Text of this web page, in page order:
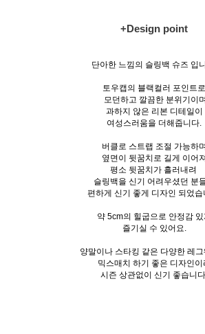
+Design point
단아한 느낌의 슬링백 슈즈 입
토우캡의 블랙컬러 포인트로
모던하고 깔끔한 분위기이며
과하지 않은 리본 디테일이
여성스러움을 더해줍니다.
버클로 스트랩 조절 가능하며
옆면이 뒷꿈치로 길게 이어져
평소 뒷꿈치가 흘러내려
슬링백을 신기 어려우셨던 분
편하게 신기 좋게 디자인 되었습
약 5cm의 힐굽으로 안정감 있
즐기실 수 있어요.
양말이나 스타킹 같은 다양한 레
믹스매치 하기 좋은 디자인이
시즌 상관없이 신기 좋습니